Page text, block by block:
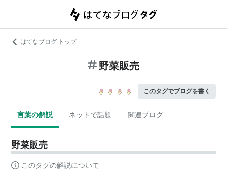
はてなブログ トップ
野菜販売
このタグでブログを書く
言葉の解説 ネットで話題 関連ブログ
野菜販売
このタグの解説について